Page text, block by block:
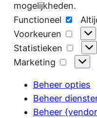
mogelijkheden.
Functioneel
Voorkeuren
Statistieken
Marketing
Beheer opties
Beheer
Beheer